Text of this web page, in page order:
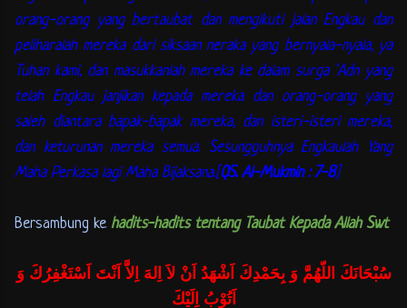
orang-orang yang bertaubat dan mengikuti jalan Engkau dan
peliharalah mereka dari siksaan neraka yang bernyala-nyala, ya
Tuhan kami, dan masukkanlah mereka ke dalam surga ‘Adn yang
telah Engkau janjikan kepada mereka dan orang-orang yang
saleh diantara bapak-bapak mereka, dan isteri-isteri mereka,
dan keturunan mereka semua. Sesungguhnya Engkaulah Yang
Maha Perkasa lagi Maha Bijaksana.[QS. Al-Mukmin : 7-8]
Bersambung ke hadits-hadits tentang Taubat Kepada Allah Swt
سُبْحَانَكَ اللّهُمَّ وَ بِحَمْدِكَ اَشْهَدُ اَنْ لاَ اِلهَ اِلاَّ اَنْتَ اَسْتَغْفِرُكَ وَ
اَتُوْبُ اِلَيْكَ